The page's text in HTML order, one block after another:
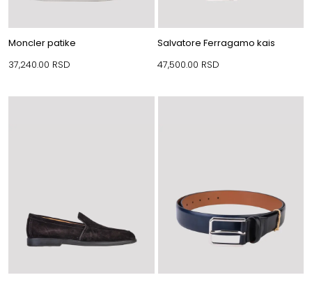
Moncler patike
37,240.00 RSD
Salvatore Ferragamo kais
47,500.00 RSD